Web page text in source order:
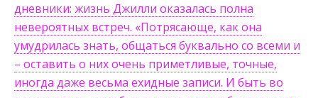
дневники: жизнь Джилли оказалась полна
невероятных встреч. «Потрясающе, как она
умудрилась знать, общаться буквально со всеми и
– оставить о них очень приметливые, точные,
иногда даже весьма ехидные записи. И быть во